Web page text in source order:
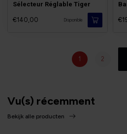
Sélecteur Réglable Tiger
€140,00 Disponible
1 2
Vu(s) récemment
Bekijk alle producten